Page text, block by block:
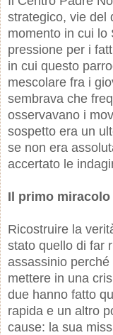
strategico, vie del
momento in cui lo
pressione per i
in cui questo
mescolare fra i
sembrava che
osservavano i
sospetto era un
se non era
accertato le
Il primo miracolo
Ricostruire la
stato quello di far
assassinio
mettere in una
due hanno fatto
rapida e un altro
cause: la sua